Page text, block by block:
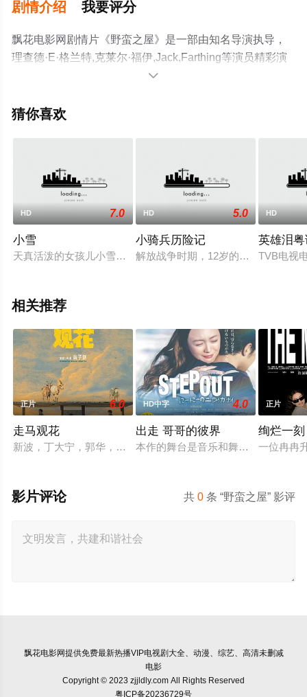
剧情介绍 我要评分
飘花电影网剧情片《野蛮之屋》是一部由知名导演执导，
理查德·E·格兰特,克莱尔·福伊,Jack,Farthing等演员精彩演
绎的英国电影，手机免费观看高清无删减完整版电影大全
或剧情网等平台了解。

猜你喜欢
HD 7.0
小雪
天真活泼的女孩儿小雪，非常喜欢跳舞，常常扒在少年宫舞蹈
HD 5.0
小骑兵历险记
解放战争时期，12岁的连福和他心爱
HD
英雄泪
TVB电视
相关推荐
正片 6.0
走马观花
新波，丁大宁，郭华，程一木他们毕业于同一所大学。他们和
HD中字 4.0
出走 哥哥的彼界
本作的舞台是音乐和舞蹈融入生活的
正片
绚烂一刻
一位冉冉
共0 条 “野蛮之屋” 影评
影片评论
飘花电影网提供免费最新热播VIP电视剧大全、动漫、综艺、高清未删减
电影
Copyright © 2023 zjjldly.com All Rights Reserved
粤ICP备20236729号